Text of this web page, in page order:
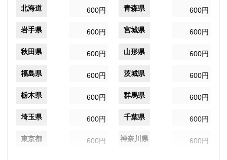
北海道 600円 青森県 600円
岩手県 600円 宮城県 600円
秋田県 600円 山形県 600円
福島県 600円 茨城県 600円
栃木県 600円 群馬県 600円
埼玉県 600円 千葉県 600円
東京都 600円 神奈川県 600円